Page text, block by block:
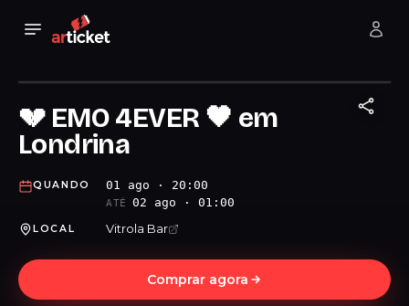
💔 EMO 4EVER 🖤 em
Londrina
QUANDO 01 ago · 20:00
ATÉ 02 ago · 01:00
LOCAL Vitrola Bar
Comprar agora